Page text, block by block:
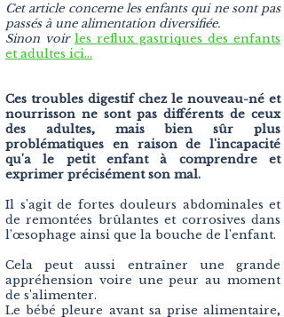
Cet article concerne les enfants qui ne sont pas
passés à une alimentation diversifiée.
Sinon voir les reflux gastriques des enfants
et adultes ici...
Ces troubles digestif chez le nouveau-né et
nourrisson ne sont pas différents de ceux
des adultes, mais bien sûr plus
problématiques en raison de l'incapacité
qu'a le petit enfant à comprendre et
exprimer précisément son mal.
Il s'agit de fortes douleurs abdominales et
de remontées brûlantes et corrosives dans
l’œsophage ainsi que la bouche de l'enfant.
Cela peut aussi entraîner une grande
appréhension voire une peur au moment
de s'alimenter.
Le bébé pleure avant sa prise alimentaire,